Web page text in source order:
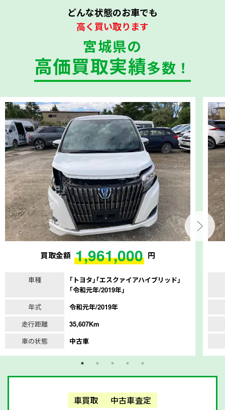
どんな状態のお車でも
高く買い取ります
宮城県の
高価買取実績多数！
買取金額 1,961,000 円
車種
｢トヨタ｣｢エスクァイアハイブリッド｣
｢令和元年/2019年｣
年式
令和元年/2019年
走行距離
35,607Km
車の状態
中古車
車買取 中古車査定